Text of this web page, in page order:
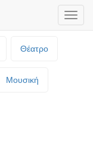
Θέατρο
Μουσική